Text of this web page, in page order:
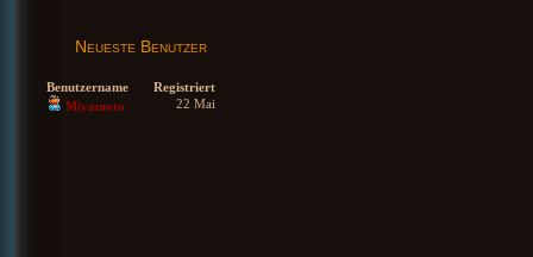
Neueste Benutzer
Benutzername
Registriert
Miyamoto
22 Mai